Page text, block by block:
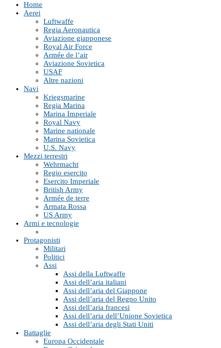
Home
Aerei
Luftwaffe
Regia Aeronautica
Aviazione giapponese
Royal Air Force
Armée de l’air
Aviazione Sovietica
USAF
Altre nazioni
Navi
Kriegsmarine
Regia Marina
Marina Imperiale
Royal Navy
Marine nationale
Marina Sovietica
U.S. Navy
Mezzi terrestri
Wehrmacht
Regio esercito
Esercito Imperiale
British Army
Armée de terre
Armata Rossa
US Army
Armi e tecnologie
Protagonisti
Militari
Politici
Assi
Assi della Luftwaffe
Assi dell’aria italiani
Assi dell’aria del Giappone
Assi dell’aria del Regno Unito
Assi dell’aria francesi
Assi dell’aria dell’Unione Sovietica
Assi dell’aria degli Stati Uniti
Battaglie
Europa Occidentale